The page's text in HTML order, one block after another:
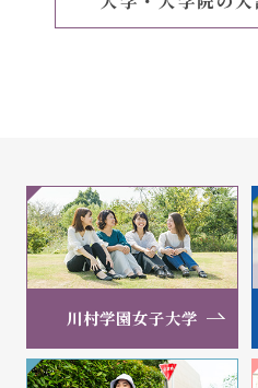
川村学園女子大学